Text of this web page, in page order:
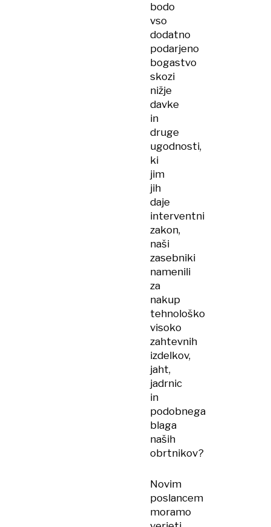
bodo
vso
dodatno
podarjeno
bogastvo
skozi
nižje
davke
in
druge
ugodnosti,
ki
jim
jih
daje
interventni
zakon,
naši
zasebniki
namenili
za
nakup
tehnološko
visoko
zahtevnih
izdelkov,
jaht,
jadrnic
in
podobnega
blaga
naših
obrtnikov?
Novim
poslancem
moramo